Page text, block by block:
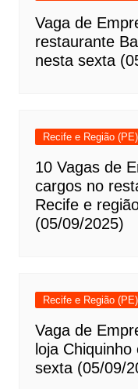
Vaga de
restaurante
nesta sexta
Recife e Região (PE)
10 Vagas de
cargos no
Recife e
(05/09/2025)
Recife e Região (PE)
Vaga de
loja
sexta (05/09/